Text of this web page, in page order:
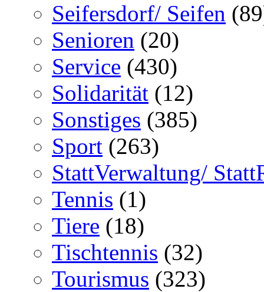
Seifersdorf/ Seifen
Senioren (20)
Service (430)
Solidarität (12)
Sonstiges (385)
Sport (263)
StattVerwaltung/
Tennis (1)
Tiere (18)
Tischtennis (32)
Tourismus (323)